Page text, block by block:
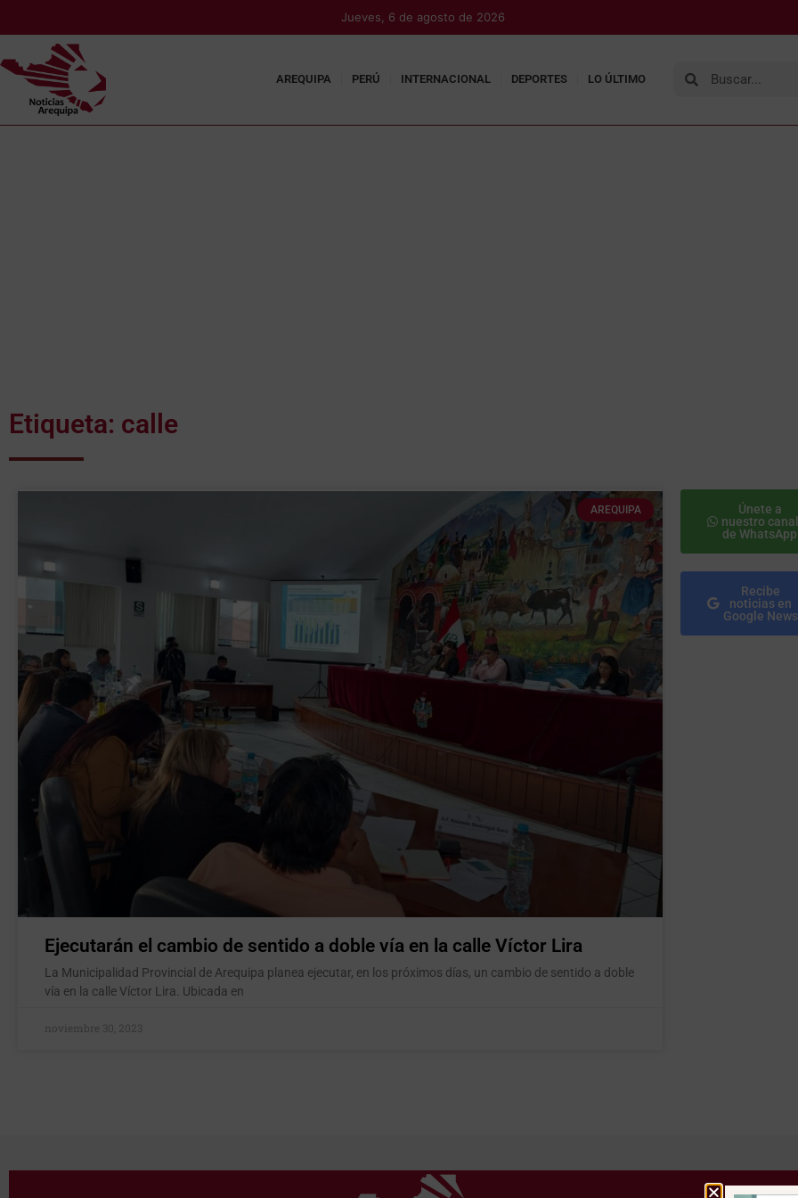
Jueves, 6 de agosto de 2026
AREQUIPA PERÚ INTERNACIONAL DEPORTES LO ÚLTIMO
Etiqueta: calle
AREQUIPA
Ejecutarán el cambio de sentido a doble vía en la calle Víctor Lira
La Municipalidad Provincial de Arequipa planea ejecutar, en los próximos días, un cambio de sentido a doble
vía en la calle Víctor Lira. Ubicada en
noviembre 30, 2023
Únete a
nuestro canal
de WhatsApp
Recibe
noticias en
Google News